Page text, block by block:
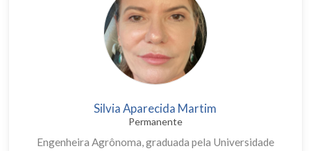
Silvia Aparecida Martim
Permanente
Engenheira Agrônoma, graduada pela Universidade